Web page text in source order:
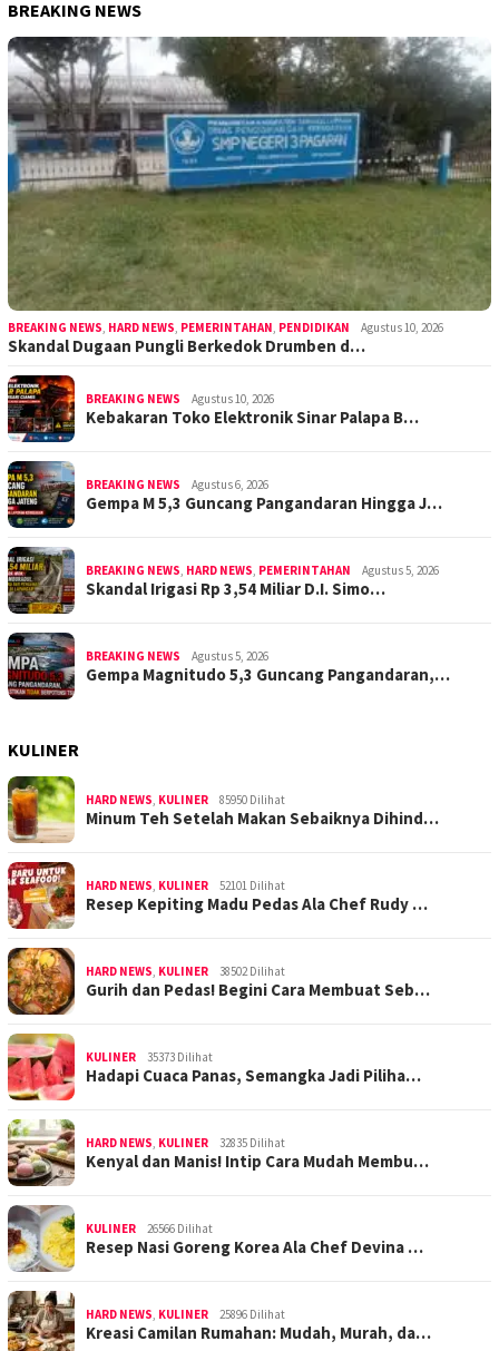
BREAKING NEWS
BREAKING NEWS, HARD NEWS, PEMERINTAHAN, PENDIDIKAN Agustus 10, 2026
Skandal Dugaan Pungli Berkedok Drumben d…
BREAKING NEWS Agustus 10, 2026
Kebakaran Toko Elektronik Sinar Palapa B…
BREAKING NEWS Agustus 6, 2026
Gempa M 5,3 Guncang Pangandaran Hingga J…
BREAKING NEWS, HARD NEWS, PEMERINTAHAN Agustus 5, 2026
Skandal Irigasi Rp 3,54 Miliar D.I. Simo…
BREAKING NEWS Agustus 5, 2026
Gempa Magnitudo 5,3 Guncang Pangandaran,…
KULINER
HARD NEWS, KULINER 85950 Dilihat
Minum Teh Setelah Makan Sebaiknya Dihind…
HARD NEWS, KULINER 52101 Dilihat
Resep Kepiting Madu Pedas Ala Chef Rudy …
HARD NEWS, KULINER 38502 Dilihat
Gurih dan Pedas! Begini Cara Membuat Seb…
KULINER 35373 Dilihat
Hadapi Cuaca Panas, Semangka Jadi Piliha…
HARD NEWS, KULINER 32835 Dilihat
Kenyal dan Manis! Intip Cara Mudah Membu…
KULINER 26566 Dilihat
Resep Nasi Goreng Korea Ala Chef Devina …
HARD NEWS, KULINER 25896 Dilihat
Kreasi Camilan Rumahan: Mudah, Murah, da…